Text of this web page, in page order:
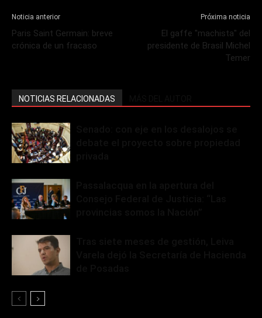
Noticia anterior
Paris Saint Germain: breve
crónica de un fracaso
Próxima noticia
El gaffe "machista" del
presidente de Brasil Michel
Temer
NOTICIAS RELACIONADAS